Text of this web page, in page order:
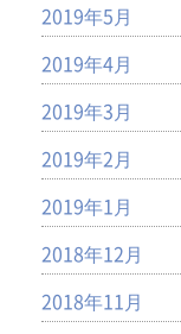
2019年5月
2019年4月
2019年3月
2019年2月
2019年1月
2018年12月
2018年11月